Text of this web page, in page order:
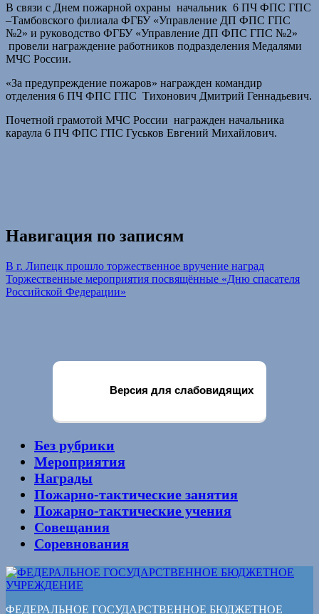
В связи с Днем пожарной охраны начальник 6 ПЧ ФПС ГПС
–Тамбовского филиала ФГБУ «Управление ДП ФПС ГПС
№2» и руководство ФГБУ «Управление ДП ФПС ГПС №2»
провели награждение работников подразделения Медалями
МЧС России.
«За предупреждение пожаров» награжден командир
отделения 6 ПЧ ФПС ГПС Тихонович Дмитрий Геннадьевич.
Почетной грамотой МЧС России награжден начальника
караула 6 ПЧ ФПС ГПС Гуськов Евгений Михайлович.
Навигация по записям
В г. Липецк прошло торжественное вручение наград
Торжественные мероприятия посвящённые «Дню спасателя
Российской Федерации»
Версия для слабовидящих
Без рубрики
Мероприятия
Награды
Пожарно-тактические занятия
Пожарно-тактические учения
Совещания
Соревнования
ФЕДЕРАЛЬНОЕ ГОСУДАРСТВЕННОЕ БЮДЖЕТНОЕ